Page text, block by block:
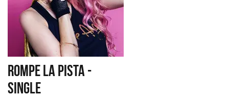
ROMPE LA PISTA -
SINGLE